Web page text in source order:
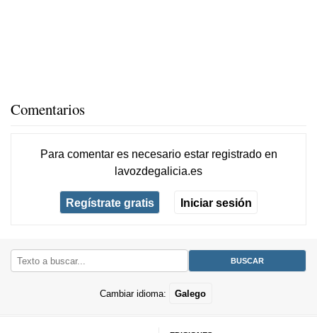
Comentarios
Para comentar es necesario estar registradoen
lavozdegalicia.es
Regístrate gratis Iniciar sesión
Cambiar idioma: Galego